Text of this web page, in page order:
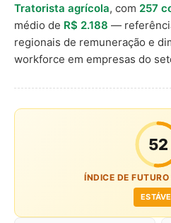
Tratorista agrícola, com 257
médio de R$ 2.188 —
regionais de remuneração e
workforce em empresas do
52
ÍNDICE DE